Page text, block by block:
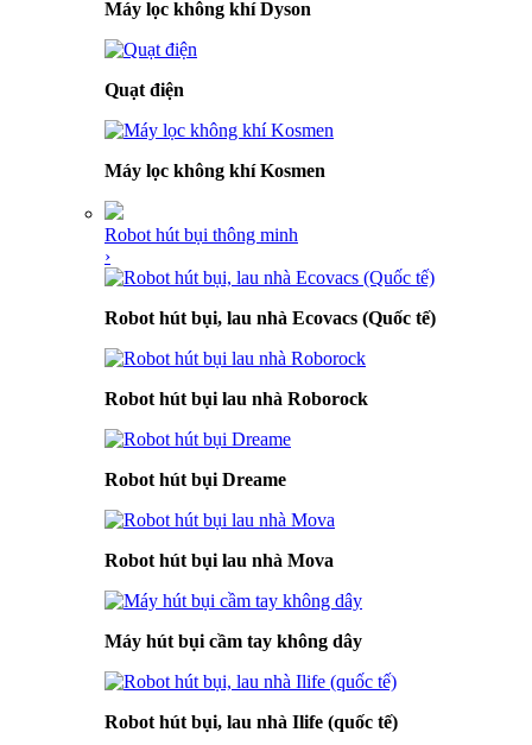
Máy lọc không khí Dyson
Quạt điện
Máy lọc không khí Kosmen
Robot hút bụi thông minh
›
Robot hút bụi, lau nhà Ecovacs (Quốc tế)
Robot hút bụi lau nhà Roborock
Robot hút bụi Dreame
Robot hút bụi lau nhà Mova
Máy hút bụi cầm tay không dây
Robot hút bụi, lau nhà Ilife (quốc tế)